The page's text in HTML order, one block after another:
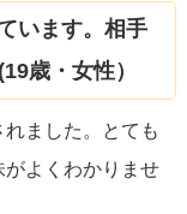
います。相手
歳・女性）
ました。とても
よくわかりませ